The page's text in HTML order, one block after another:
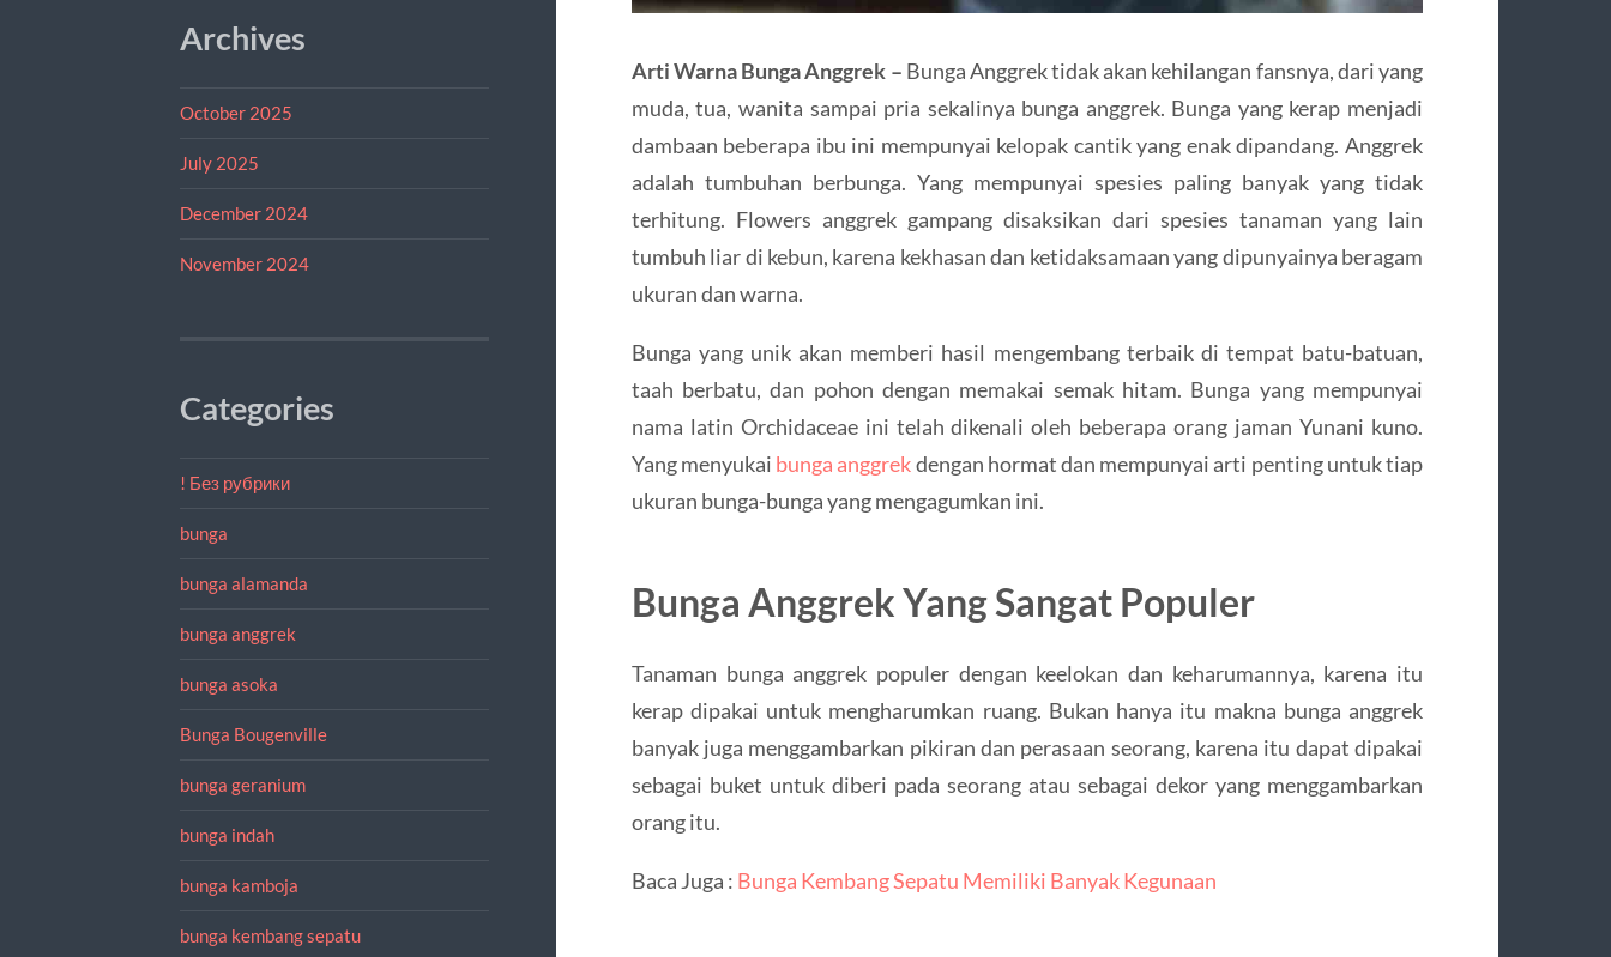
Archives
October 2025
July 2025
December 2024
November 2024
Categories
! Без рубрики
bunga
bunga alamanda
bunga anggrek
bunga asoka
Bunga Bougenville
bunga geranium
bunga indah
bunga kamboja
bunga kembang sepatu
Arti Warna Bunga Anggrek – Bunga Anggrek tidak akan kehilangan fansnya, dari yang
muda, tua, wanita sampai pria sekalinya bunga anggrek. Bunga yang kerap menjadi
dambaan beberapa ibu ini mempunyai kelopak cantik yang enak dipandang. Anggrek
adalah tumbuhan berbunga. Yang mempunyai spesies paling banyak yang tidak
terhitung. Flowers anggrek gampang disaksikan dari spesies tanaman yang lain
tumbuh liar di kebun, karena kekhasan dan ketidaksamaan yang dipunyainya beragam
ukuran dan warna.
Bunga yang unik akan memberi hasil mengembang terbaik di tempat batu-batuan,
taah berbatu, dan pohon dengan memakai semak hitam. Bunga yang mempunyai
nama latin Orchidaceae ini telah dikenali oleh beberapa orang jaman Yunani kuno.
Yang menyukai bunga anggrekdengan hormat dan mempunyai arti penting untuk tiap
ukuran bunga-bunga yang mengagumkan ini.
Bunga Anggrek Yang Sangat Populer
Tanaman bunga anggrek populer dengan keelokan dan keharumannya, karena itu
kerap dipakai untuk mengharumkan ruang. Bukan hanya itu makna bunga anggrek
banyak juga menggambarkan pikiran dan perasaan seorang, karena itu dapat dipakai
sebagai buket untuk diberi pada seorang atau sebagai dekor yang menggambarkan
orang itu.
Baca Juga : Bunga Kembang Sepatu Memiliki Banyak Kegunaan